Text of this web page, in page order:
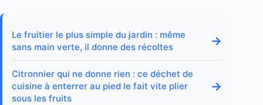
Le fruitier le plus simple du jardin : même
sans main verte, il donne des récoltes
→
Citronnier qui ne donne rien : ce déchet de
cuisine à enterrer au pied le fait vite plier
sous les fruits
→